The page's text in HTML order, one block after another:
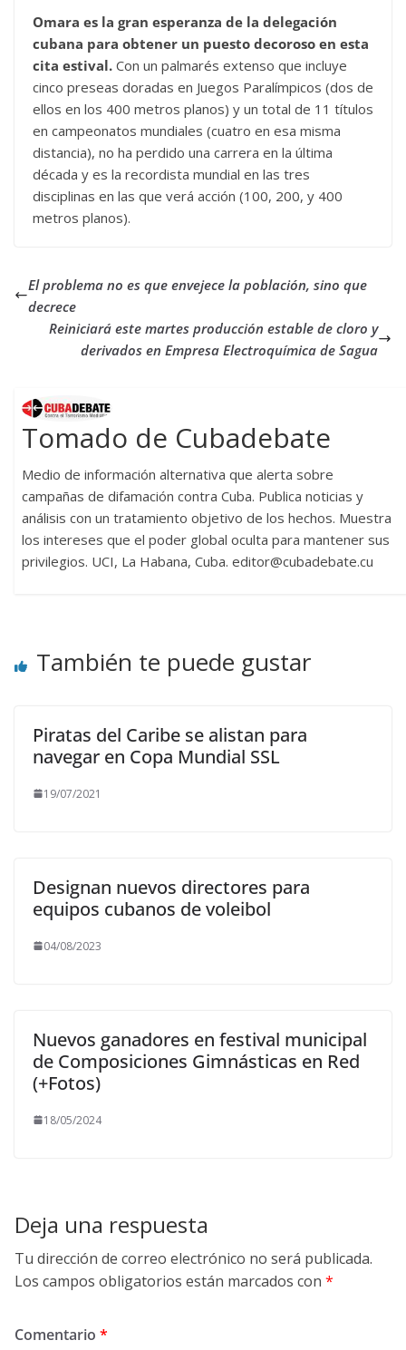
Omara es la gran esperanza de la delegación
cubana para obtener un puesto decoroso en esta
cita estival. Con un palmarés extenso que incluye
cinco preseas doradas en Juegos Paralímpicos (dos de
ellos en los 400 metros planos) y un total de 11 títulos
en campeonatos mundiales (cuatro en esa misma
distancia), no ha perdido una carrera en la última
década y es la recordista mundial en las tres
disciplinas en las que verá acción (100, 200, y 400
metros planos).
El problema no es que envejece la población, sino que
decrece
Reiniciará este martes producción estable de cloro y
derivados en Empresa Electroquímica de Sagua
Tomado de Cubadebate
Medio de información alternativa que alerta sobre
campañas de difamación contra Cuba. Publica noticias y
análisis con un tratamiento objetivo de los hechos. Muestra
los intereses que el poder global oculta para mantener sus
privilegios. UCI, La Habana, Cuba. editor@cubadebate.cu
También te puede gustar
Piratas del Caribe se alistan para
navegar en Copa Mundial SSL
19/07/2021
Designan nuevos directores para
equipos cubanos de voleibol
04/08/2023
Nuevos ganadores en festival municipal
de Composiciones Gimnásticas en Red
(+Fotos)
18/05/2024
Deja una respuesta
Tu dirección de correo electrónico no será publicada.
Los campos obligatorios están marcados con *
Comentario *